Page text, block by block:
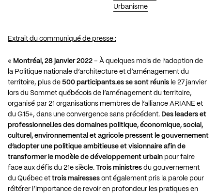
Urbanisme
Extrait du communiqué de presse :
« Montréal, 28 janvier 2022 – À quelques mois de l’adoption de
la Politique nationale d’architecture et d’aménagement du
territoire, plus de 500 participants.es se sont réunis le 27 janvier
lors du Sommet québécois de l’aménagement du territoire,
organisé par 21 organisations membres de l’alliance ARIANE et
du G15+, dans une convergence sans précédent. Des leaders et
professionnel.les des domaines politique, économique, social,
culturel, environnemental et agricole pressent le gouvernement
d’adopter une politique ambitieuse et visionnaire afin de
transformer le modèle de développement urbain pour faire
face aux défis du 21e siècle. Trois ministres du gouvernement
du Québec et trois mairesses ont également pris la parole pour
réitérer l’importance de revoir en profondeur les pratiques en